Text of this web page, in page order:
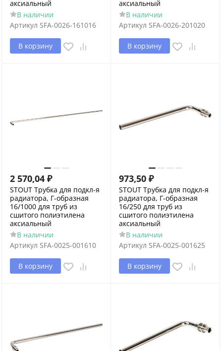
аксиальный
В наличии
Артикул SFA-0026-161016
В корзину
аксиальный
В наличии
Артикул SFA-0026-201020
В корзину
2 570,04 ₽
STOUT Трубка для подкл-я
радиатора, Г-образная
16/1000 для труб из
сшитого полиэтилена
аксиальный
В наличии
Артикул SFA-0025-001610
В корзину
973,50 ₽
STOUT Трубка для подкл-я
радиатора, Г-образная
16/250 для труб из
сшитого полиэтилена
аксиальный
В наличии
Артикул SFA-0025-001625
В корзину